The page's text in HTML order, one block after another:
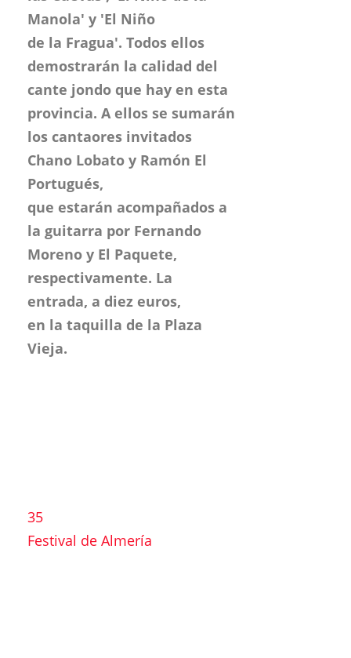
Manola' y 'El Niño
de la Fragua'. Todos ellos
demostrarán la calidad del
cante jondo que hay en esta
provincia. A ellos se sumarán
los cantaores invitados
Chano Lobato y Ramón El
Portugués,
que estarán acompañados a
la guitarra por Fernando
Moreno y El Paquete,
respectivamente. La
entrada, a diez euros,
en la taquilla de la Plaza
Vieja.